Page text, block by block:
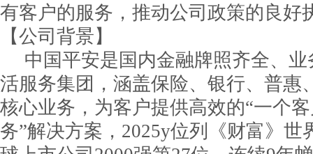
有客户的服务，推动公司政策的良好
【公司背景】
中国平安是国内金融牌照齐全、业
活服务集团，涵盖保险、银行、普惠
核心业务，为客户提供高效的“一个
务”解决方案，2025y位列《财富》世